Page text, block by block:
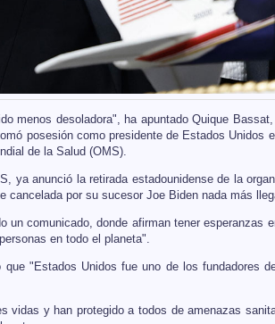
menos desoladora", ha apuntado Quique
posesión como presidente de Estados Unidos
de la Salud (OMS).
ya anunció la retirada estadounidense de la
por su sucesor Joe Biden nada más
comunicado, donde afirman tener esperanzas
en todo el planeta".
"Estados Unidos fue uno de los fundadores
vidas y han protegido a todos de amenazas